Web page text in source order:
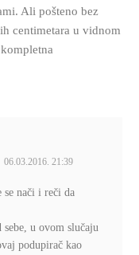
Ali pošteno bez
centimetara u vidnom
06.03.2016. 21:39
nači i reči da
u ovom slučaju
podupirač kao